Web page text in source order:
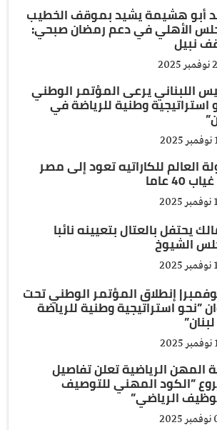
أبو هشيمة يشيد بموقف الخطيب
الأهلي في دعم رمضان صبحي:
نبيل
اللبناني يرعى المؤتمر الوطني
استراتيجية وطنية للرياضة في
العالم للكاراتيه تعود إلى مصر
40 عاما
يحتفل بالعتال بتعيينه نائبا
الشيوخ
إنطلاق المؤتمر الوطني تحت
”نحو استراتيجية وطنية للرياضة
المهن الرياضية تعلن تفاصيل
”الكود المهني للتوصيف
الرياضي”